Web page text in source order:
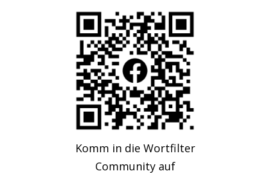
Komm in die Wortfilter
Community auf